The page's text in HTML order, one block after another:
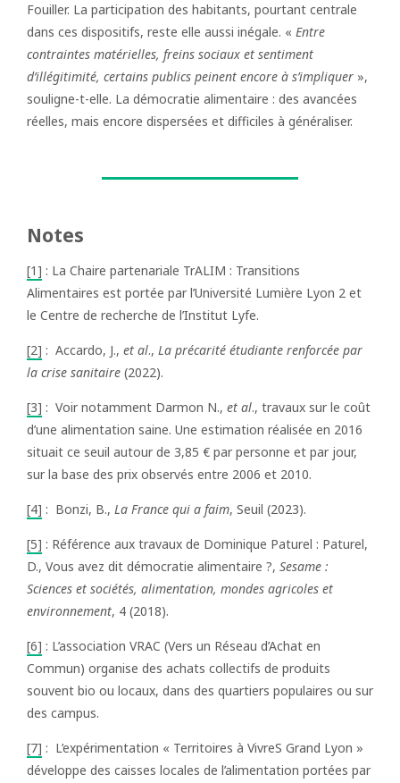
Fouiller. La participation des habitants, pourtant centrale
dans ces dispositifs, reste elle aussi inégale. « Entre
contraintes matérielles, freins sociaux et sentiment
d’illégitimité, certains publics peinent encore à s’impliquer »,
souligne-t-elle. La démocratie alimentaire : des avancées
réelles, mais encore dispersées et difficiles à généraliser.
Notes
[1] : La Chaire partenariale TrALIM : Transitions
Alimentaires est portée par l’Université Lumière Lyon 2 et
le Centre de recherche de l’Institut Lyfe.
[2] : Accardo, J., et al., La précarité étudiante renforcée par
la crise sanitaire (2022).
[3] : Voir notamment Darmon N., et al., travaux sur le coût
d’une alimentation saine. Une estimation réalisée en 2016
situait ce seuil autour de 3,85 € par personne et par jour,
sur la base des prix observés entre 2006 et 2010.
[4] : Bonzi, B., La France qui a faim, Seuil (2023).
[5] : Référence aux travaux de Dominique Paturel : Paturel,
D., Vous avez dit démocratie alimentaire ?, Sesame :
Sciences et sociétés, alimentation, mondes agricoles et
environnement, 4 (2018).
[6] : L’association VRAC (Vers un Réseau d’Achat en
Commun) organise des achats collectifs de produits
souvent bio ou locaux, dans des quartiers populaires ou sur
des campus.
[7] : L’expérimentation « Territoires à VivreS Grand Lyon »
développe des caisses locales de l’alimentation portées par